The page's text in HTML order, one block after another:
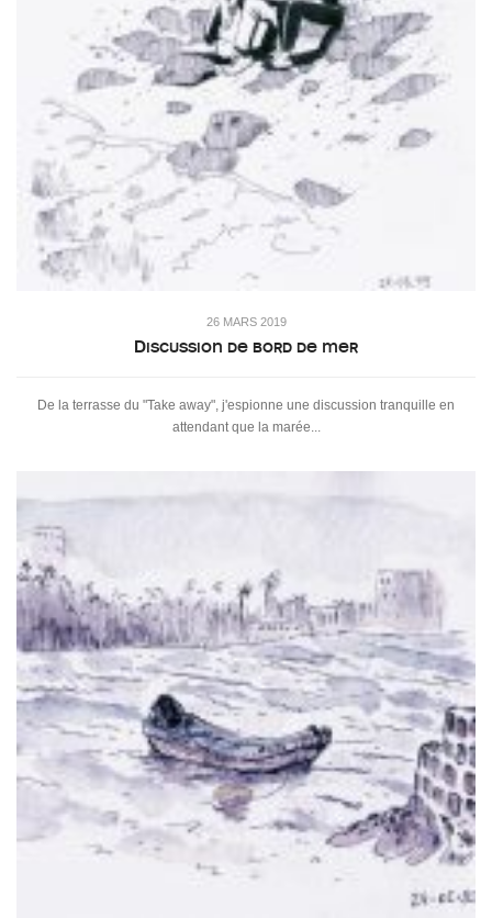
26 MARS 2019
Discussion de bord de mer
De la terrasse du "Take away", j'espionne une discussion tranquille en
attendant que la marée...